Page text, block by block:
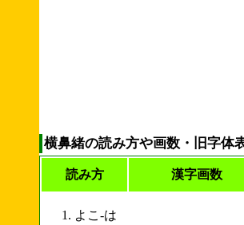
横鼻緒の読み方や画数・旧字体
読み方 漢字画数
よこ-は